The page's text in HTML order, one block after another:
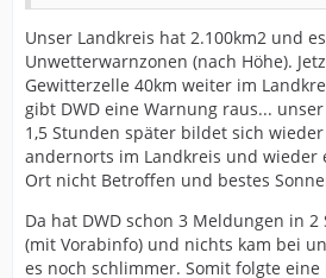
Unser Landkreis hat 2.100km2 und
Unwetterwarnzonen (nach Höhe).
Gewitterzelle 40km weiter im
gibt DWD eine Warnung raus...
1,5 Stunden später bildet sich
andernorts im Landkreis und wieder
Ort nicht Betroffen und bestes
Da hat DWD schon 3 Meldungen in
(mit Vorabinfo) und nichts kam bei
es noch schlimmer. Somit folgte eine